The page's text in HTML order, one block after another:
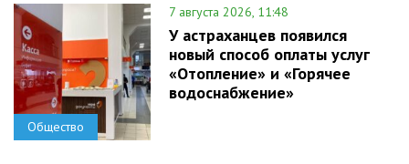
Общество
7 августа 2026, 11:48
У астраханцев появился
новый способ оплаты услуг
«Отопление» и «Горячее
водоснабжение»